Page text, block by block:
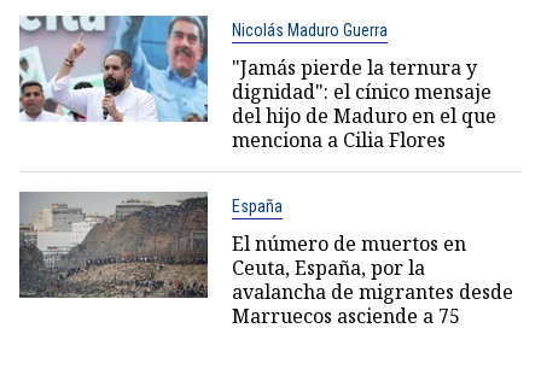
Nicolás Maduro Guerra
"Jamás pierde la ternura y
dignidad": el cínico mensaje
del hijo de Maduro en el que
menciona a Cilia Flores
España
El número de muertos en
Ceuta, España, por la
avalancha de migrantes desde
Marruecos asciende a 75